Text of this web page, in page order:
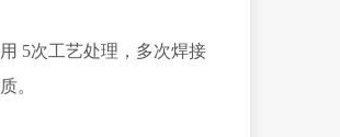
5次工艺处理，多次焊接
。